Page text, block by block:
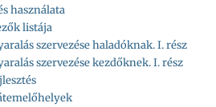
használata
listája
szervezése haladóknak. I. rész
szervezése kezdőknek. I. rész